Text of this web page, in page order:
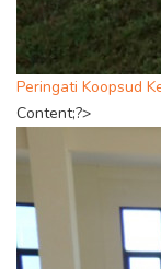
Peringati Koopsud
Content;?>